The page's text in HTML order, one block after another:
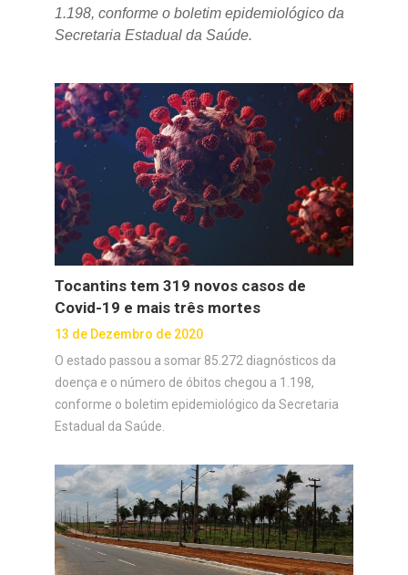
1.198, conforme o boletim epidemiológico da
Secretaria Estadual da Saúde.
Tocantins tem 319 novos casos de
Covid-19 e mais três mortes
13 de Dezembro de 2020
O estado passou a somar 85.272 diagnósticos da
doença e o número de óbitos chegou a 1.198,
conforme o boletim epidemiológico da Secretaria
Estadual da Saúde.